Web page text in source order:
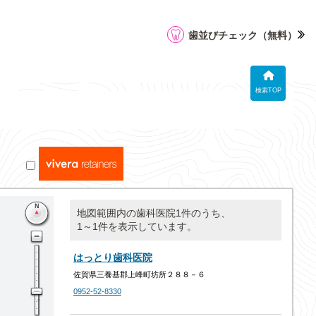
検索TOP
歯並びチェック （無料）
地図範囲内の歯科医院1件のうち、
1～1件を表示しています。
はっとり歯科医院
佐賀県三養基郡上峰町坊所２８８－６
0952-52-8330